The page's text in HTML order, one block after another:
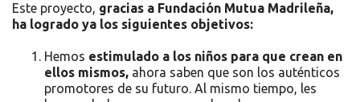
Este proyecto, gracias a Fundación Mutua Madrileña,
ha logrado ya los siguientes objetivos:
Hemos estimulado a los niños para que crean en
ellos mismos, ahora saben que son los auténticos
promotores de su futuro. Al mismo tiempo, les